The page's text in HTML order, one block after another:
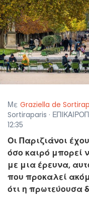
Με Graziella de
Sortiraparis ·
12:35
Οι Παριζιάνοι
όσο καιρό μπορεί
με μια έρευνα,
που προκαλεί
ότι η πρωτεύουσα